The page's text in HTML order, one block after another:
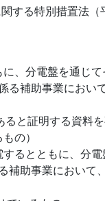
る特別措置法
、分電盤を通じ
補助事業にお
と証明する資料を
の）
るとともに、分
助事業におい